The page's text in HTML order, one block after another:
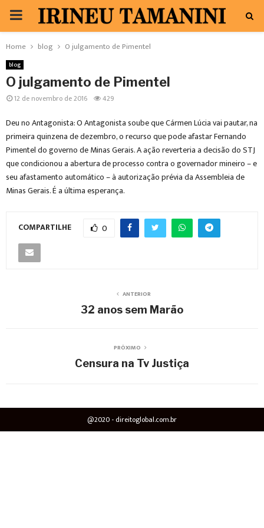
PRIMARY
MENU
Home blog O julgamento de Pimentel
blog
O julgamento de Pimentel
12 de novembro de 2016 429
Deu no Antagonista: O Antagonista soube que Cármen Lúcia vai pautar, na
primeira quinzena de dezembro, o recurso que pode afastar Fernando
Pimentel do governo de Minas Gerais. A ação reverteria a decisão do STJ
que condicionou a abertura de processo contra o governador mineiro – e
seu afastamento automático – à autorização prévia da Assembleia de
Minas Gerais. É a última esperança.
COMPARTILHE 0
ANTERIOR
32 anos sem Marão
PRÓXIMO
Censura na Tv Justiça
@2020 - direitoglobal.com.br